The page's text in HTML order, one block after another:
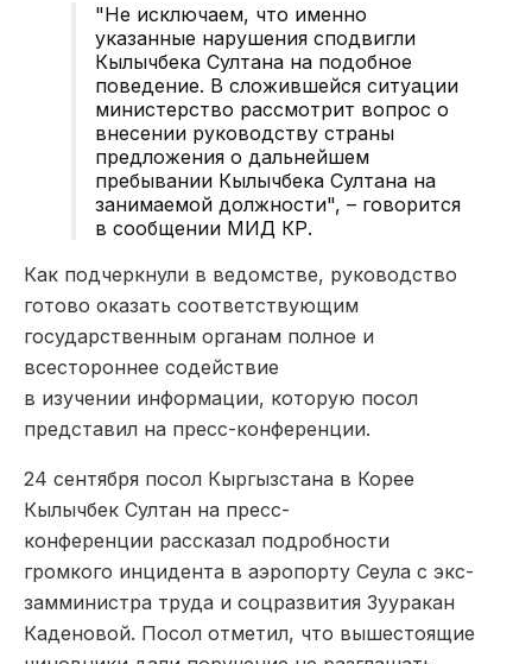
"Не исключаем, что именно
указанные нарушения сподвигли
Кылычбека Султана на подобное
поведение. В сложившейся ситуации
министерство рассмотрит вопрос о
внесении руководству страны
предложения о дальнейшем
пребывании Кылычбека Султана на
занимаемой должности", – говорится
в сообщении МИД КР.
Как подчеркнули в ведомстве, руководство
готово оказать соответствующим
государственным органам полное и
всестороннее содействие
в изучении информации, которую посол
представил на пресс-конференции.
24 сентября посол Кыргызстана в Корее
Кылычбек Султан на пресс-
конференции рассказал подробности
громкого инцидента в аэропорту Сеула с экс-
замминистра труда и соцразвития Зууракан
Каденовой. Посол отметил, что вышестоящие